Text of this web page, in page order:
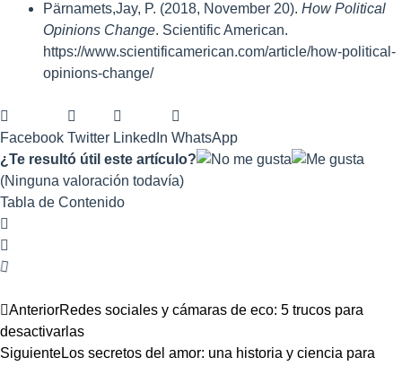
Pärnamets,Jay, P. (2018, November 20). How Political
Opinions Change. Scientific American.
https://www.scientificamerican.com/article/how-political-
opinions-change/
Facebook Twitter LinkedIn WhatsApp
¿Te resultó útil este artículo?
(Ninguna valoración todavía)
Tabla de Contenido
AnteriorRedes sociales y cámaras de eco: 5 trucos para
desactivarlas
SiguienteLos secretos del amor: una historia y ciencia para